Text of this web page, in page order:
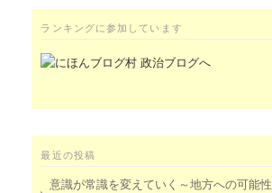
ランキングに参加しています
最近の投稿
意識が常識を変えていく～地方への可能性